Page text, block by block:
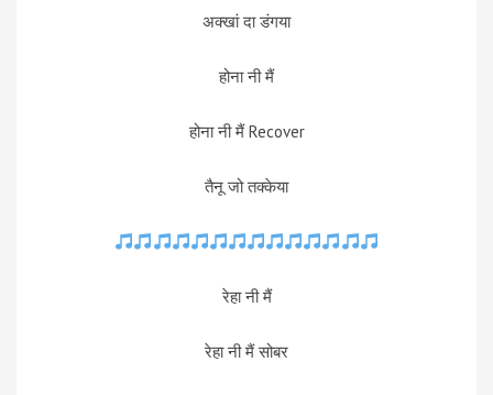
अक्खां दा डंगया
होना नी मैं
होना नी मैं Recover
तैनू जो तक्केया
रेहा नी मैं
रेहा नी मैं सोबर